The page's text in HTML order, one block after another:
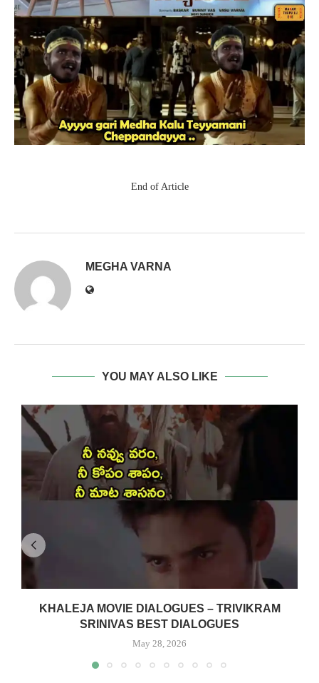
End of Article
MEGHA VARNA
YOU MAY ALSO LIKE
KHALEJA MOVIE DIALOGUES – TRIVIKRAM
SRINIVAS BEST DIALOGUES
May 28, 2026